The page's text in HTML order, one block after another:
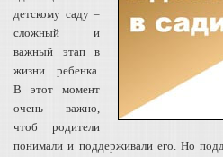
детскому саду –
сложный и
важный этап в
жизни ребенка.
В этот момент
очень важно,
чтоб родители
понимали и поддерживали его. Но